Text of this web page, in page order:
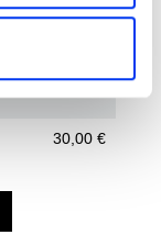
30,00 €